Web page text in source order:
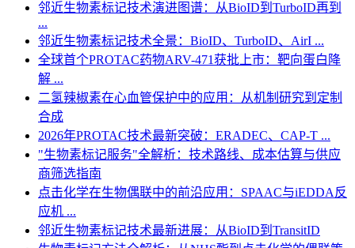
邻近生物素标记技术演进图谱：从BioID到TurboID再到
...
邻近生物素标记技术全景：BioID、TurboID、AirI ...
全球首个PROTAC药物ARV-471获批上市：靶向蛋白降
解 ...
二氢辣椒素在心血管保护中的应用：从机制研究到定制
合成
2026年PROTAC技术最新突破：ERADEC、CAP-T ...
"生物素标记服务"全解析：技术路线、成本估算与供应
商筛选指南
点击化学在生物偶联中的前沿应用：SPAAC与iEDDA反
应机 ...
邻近生物素标记技术最新进展：从BioID到TransitID